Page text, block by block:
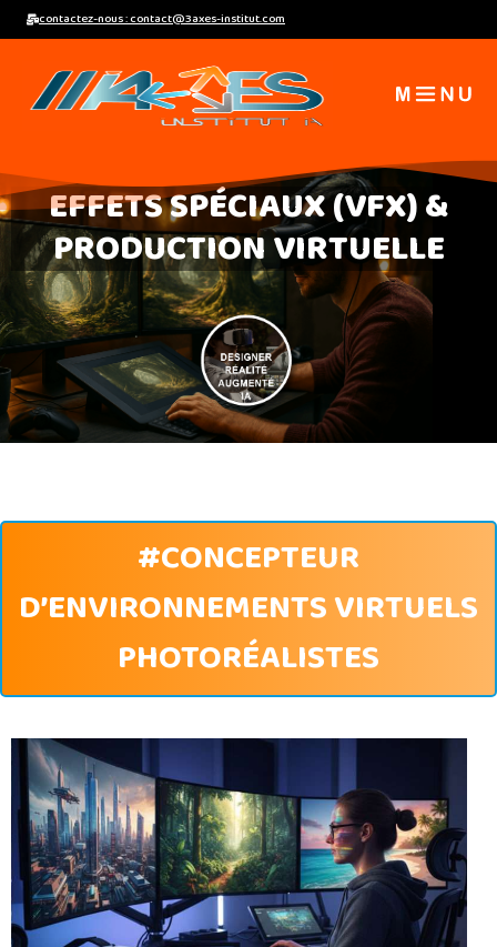
Aller
contenu
contactez-nous : contact@3axes-institut.com
EFFETS SPÉCIAUX (VFX) &
PRODUCTION VIRTUELLE
#CONCEPTEUR
D’ENVIRONNEMENTS VIRTUELS
PHOTORÉALISTES